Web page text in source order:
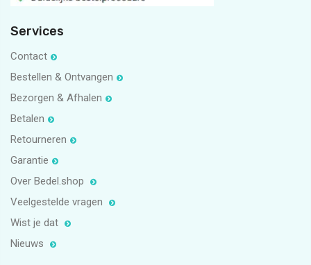
Services
Contact
Bestellen & Ontvangen
Bezorgen & Afhalen
Betalen
Retourneren
Garantie
Over Bedel.shop
Veelgestelde vragen
Wist je dat
Nieuws